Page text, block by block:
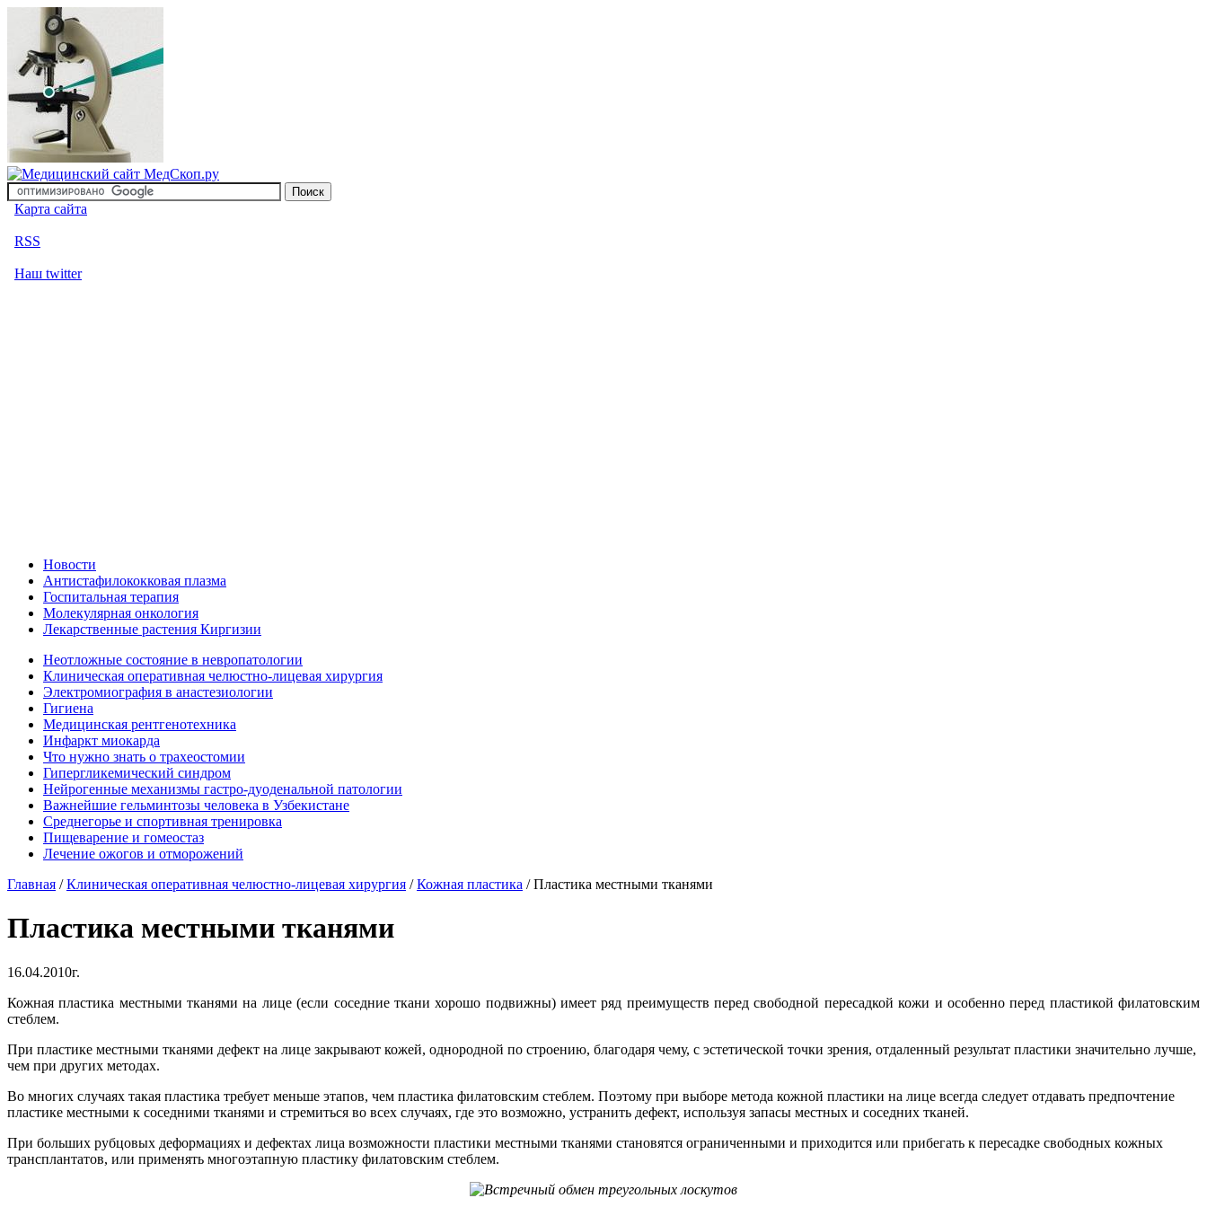
Карта сайта
RSS
Наш twitter
Новости
Антистафилококковая плазма
Госпитальная терапия
Молекулярная онкология
Лекарственные растения Киргизии
Неотложные состояние в невропатологии
Клиническая оперативная челюстно-лицевая хирургия
Электромиография в анастезиологии
Гигиена
Медицинская рентгенотехника
Инфаркт миокарда
Что нужно знать о трахеостомии
Гипергликемический синдром
Нейрогенные механизмы гастро-дуоденальной патологии
Важнейшие гельминтозы человека в Узбекистане
Среднегорье и спортивная тренировка
Пищеварение и гомеостаз
Лечение ожогов и отморожений
Главная /Клиническая оперативная челюстно-лицевая хирургия /Кожная пластика /Пластика местными тканями
Пластика местными тканями
16.04.2010г.
Кожная пластика местными тканями на лице (если соседние ткани хорошо подвижны) имеет ряд преимуществ перед свободной пересадкой кожи и особенно перед пластикой филатовским
стеблем.
При пластике местными тканями дефект на лице закрывают кожей, однородной по строению, благодаря чему, с эстетической точки зрения, отдаленный результат пластики значительно лучше,
чем при других методах.
Во многих случаях такая пластика требует меньше этапов, чем пластика филатовским стеблем. Поэтому при выборе метода кожной пластики на лице всегда следует отдавать предпочтение
пластике местными к соседними тканями и стремиться во всех случаях, где это возможно, устранить дефект, используя запасы местных и соседних тканей.
При больших рубцовых деформациях и дефектах лица возможности пластики местными тканями становятся ограниченными и приходится или прибегать к пересадке свободных кожных
трансплантатов, или применять многоэтапную пластику филатовским стеблем.